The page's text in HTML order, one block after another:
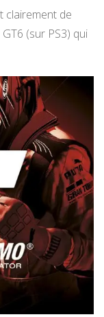
clairement de
(sur PS3) qui